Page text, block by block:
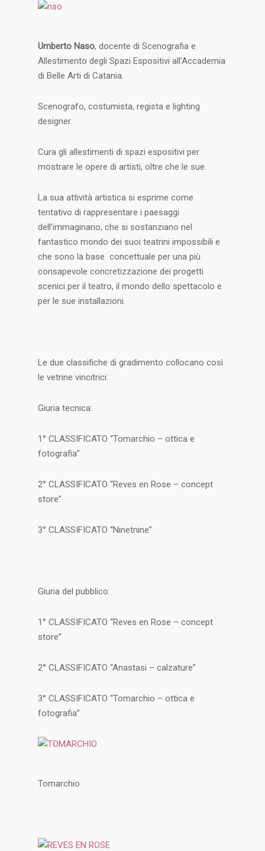
Umberto Naso, docente di Scenografia e
Allestimento degli Spazi Espositivi all’Accademia
di Belle Arti di Catania.
Scenografo, costumista, regista e lighting
designer.
Cura gli allestimenti di spazi espositivi per
mostrare le opere di artisti, oltre che le sue.
La sua attività artistica si esprime come
tentativo di rappresentare i paesaggi
dell’immaginario, che si sostanziano nel
fantastico mondo dei suoi teatrini impossibili e
che sono la base concettuale per una più
consapevole concretizzazione dei progetti
scenici per il teatro, il mondo dello spettacolo e
per le sue installazioni.
Le due classifiche di gradimento collocano così
le vetrine vincitrici:
Giuria tecnica:
1° CLASSIFICATO “Tomarchio – ottica e
fotografia”
2° CLASSIFICATO “Reves en Rose – concept
store”
3° CLASSIFICATO “Ninetnine”
Giuria del pubblico:
1° CLASSIFICATO “Reves en Rose – concept
store”
2° CLASSIFICATO “Anastasi – calzature”
3° CLASSIFICATO “Tomarchio – ottica e
fotografia”
Tomarchio